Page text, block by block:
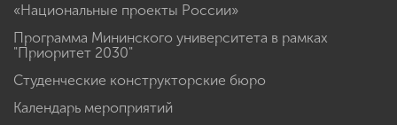
«Национальные проекты России»
Программа Мининского университета в рамках
"Приоритет 2030"
Студенческие конструкторские бюро
Календарь мероприятий